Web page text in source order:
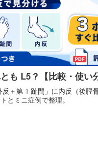
も L5？【比較・使い
＋第 1 趾間」に内反（後脛
とミニ症例で整理。